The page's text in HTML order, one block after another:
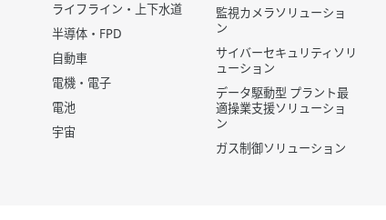
ライフライン・上下水道
半導体・FPD
自動車
電機・電子
電池
宇宙
監視カメラソリューショ
ン
サイバーセキュリティソリ
ューション
データ駆動型 プラント最
適操業支援ソリューショ
ン
ガス制御ソリューション